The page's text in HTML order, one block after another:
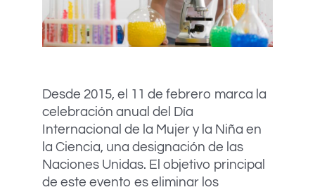
Desde 2015, el 11 de febrero marca la
celebración anual del Día
Internacional de la Mujer y la Niña en
la Ciencia, una designación de las
Naciones Unidas. El objetivo principal
de este evento es eliminar los